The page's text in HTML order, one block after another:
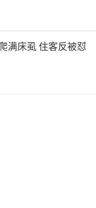
满床虱 住客反被怼